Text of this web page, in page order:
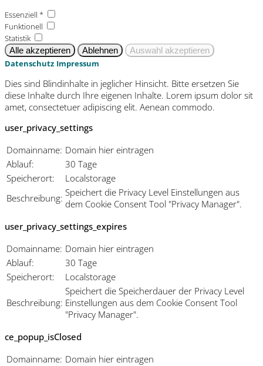
Essenziell *
Funktionell
Statistik
Datenschutz Impressum
Dies sind Blindinhalte in jeglicher Hinsicht. Bitte ersetzen Sie
diese Inhalte durch Ihre eigenen Inhalte. Lorem ipsum dolor sit
amet, consectetuer adipiscing elit. Aenean commodo.
user_privacy_settings
Domainname: Domain hier eintragen
Ablauf:
30 Tage
Speicherort:
Localstorage
Beschreibung: Speichert die Privacy Level Einstellungen aus
dem Cookie Consent Tool "Privacy Manager".
user_privacy_settings_expires
Domainname: Domain hier eintragen
Ablauf:
30 Tage
Speicherort:
Localstorage
Beschreibung:
Speichert die Speicherdauer der Privacy Level
Einstellungen aus dem Cookie Consent Tool
"Privacy Manager".
ce_popup_isClosed
Domainname: Domain hier eintragen